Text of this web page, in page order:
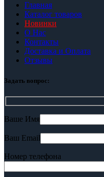
Главная
Каталог товаров
Новинки
О Нас
Контакты
Доставка и Оплата
Отзывы
Задать вопрос:
Ваше Имя
Ваш Email
Номер телефона